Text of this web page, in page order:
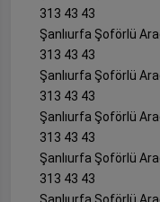
313 43 43
Şanlıurfa Şoförlü
313 43 43
Şanlıurfa Şoförlü
313 43 43
Şanlıurfa Şoförlü
313 43 43
Şanlıurfa Şoförlü
313 43 43
Şanlıurfa Şoförlü